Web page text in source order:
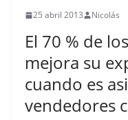
25 abril 2013 Nicolás
El 70 % de
mejora su
cuando es
vendedores